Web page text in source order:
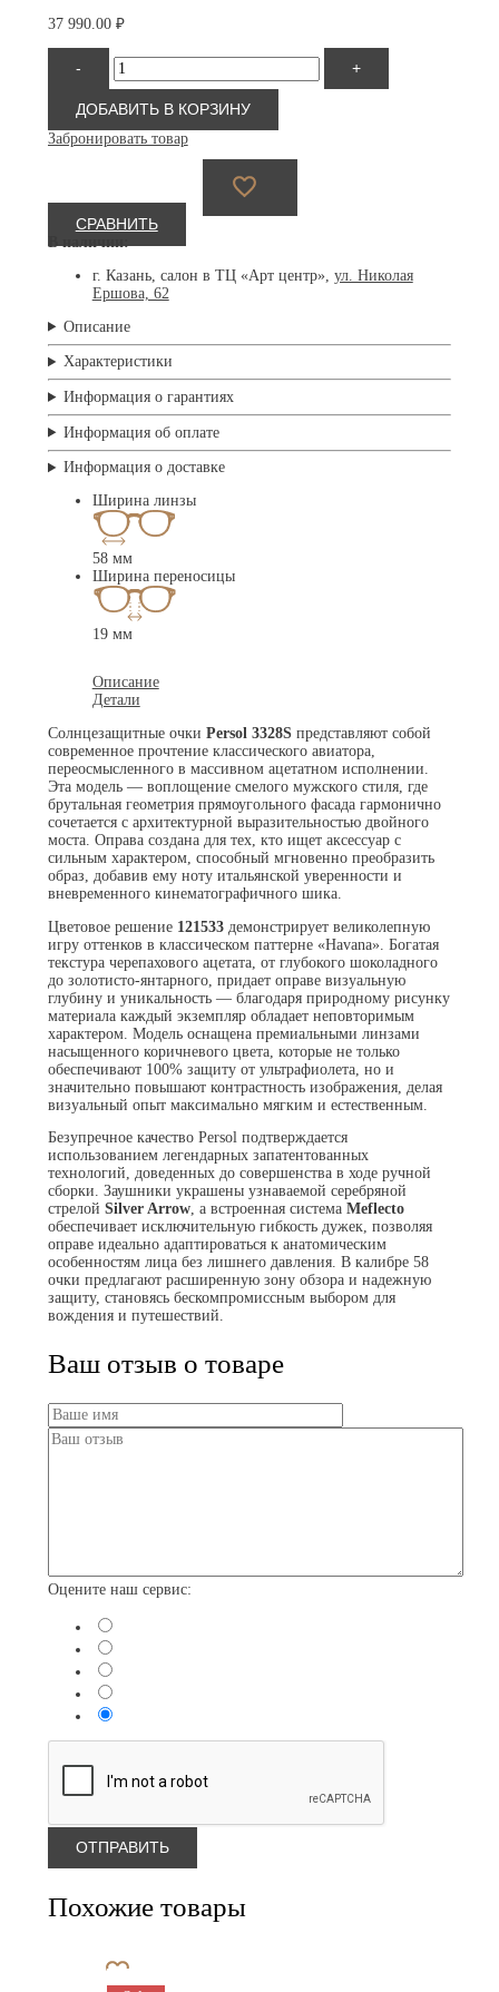
37 990.00 ₽
-
Количество
товара
Persol
3328S
121533
+
ДОБАВИТЬ В КОРЗИНУ
Забронировать товар
СРАВНИТЬ
В наличии:
г. Казань, салон в ТЦ «Арт центр», ул. Николая
Ершова, 62
Описание
Характеристики
Информация о гарантиях
Информация об оплате
Информация о доставке
Ширина линзы
58 мм
Ширина переносицы
19 мм
Описание
Детали
Солнцезащитные очки Persol 3328Sпредставляют собой
современное прочтение классического авиатора,
переосмысленного в массивном ацетатном исполнении.
Эта модель — воплощение смелого мужского стиля, где
брутальная геометрия прямоугольного фасада гармонично
сочетается с архитектурной выразительностью двойного
моста. Оправа создана для тех, кто ищет аксессуар с
сильным характером, способный мгновенно преобразить
образ, добавив ему ноту итальянской уверенности и
вневременного кинематографичного шика.
Цветовое решение 121533демонстрирует великолепную
игру оттенков в классическом паттерне «Havana». Богатая
текстура черепахового ацетата, от глубокого шоколадного
до золотисто-янтарного, придает оправе визуальную
глубину и уникальность — благодаря природному рисунку
материала каждый экземпляр обладает неповторимым
характером. Модель оснащена премиальными линзами
насыщенного коричневого цвета, которые не только
обеспечивают 100% защиту от ультрафиолета, но и
значительно повышают контрастность изображения, делая
визуальный опыт максимально мягким и естественным.
Безупречное качество Persol подтверждается
использованием легендарных запатентованных
технологий, доведенных до совершенства в ходе ручной
сборки. Заушники украшены узнаваемой серебряной
стрелой Silver Arrow, а встроенная система Meflecto
обеспечивает исключительную гибкость дужек, позволяя
оправе идеально адаптироваться к анатомическим
особенностям лица без лишнего давления. В калибре 58
очки предлагают расширенную зону обзора и надежную
защиту, становясь бескомпромиссным выбором для
вождения и путешествий.
Ваш отзыв о товаре
Оцените наш сервис:
Похожие товары